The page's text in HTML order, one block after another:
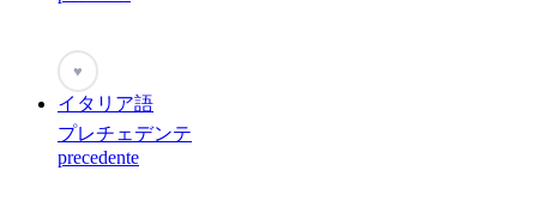
♥
イタリア語
プレチェデンテ
precedente